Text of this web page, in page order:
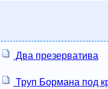
Два презерватива
Труп Бормана под